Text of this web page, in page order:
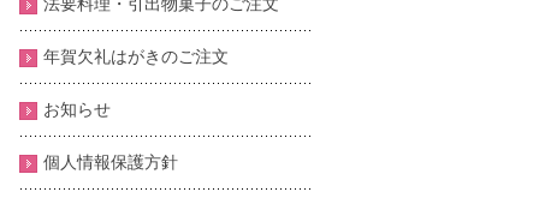
法要料理・引出物菓子のご注文
年賀欠礼はがきのご注文
お知らせ
個人情報保護方針